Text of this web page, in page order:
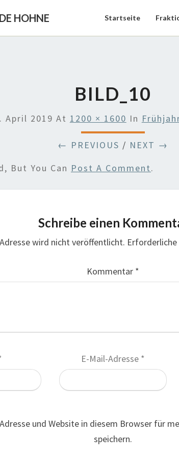
HOHNE Startseite
BILD_10
April 2019 At 1200 × 1600 In
← PREVIOUS / NEXT →
But You Can Post A Comment.
Schreibe einen
wird nicht veröffentlicht.
Kommentar *
E-Mail-Adresse *
und Website in diesem Browser für
speichern.